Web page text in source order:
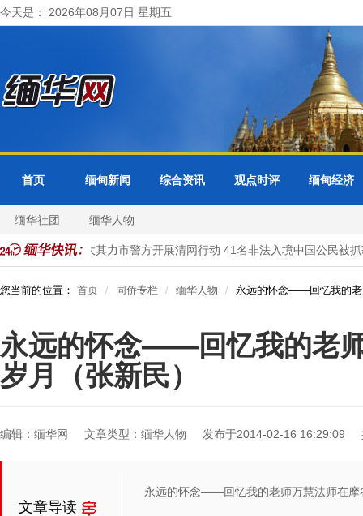
今天是： 2026年08月07日 星期五
首页 缅甸新闻 综合资讯 观点时评 缅甸经济
缅华社团 缅华人物
缅甸大其力市警方开展清网行动 41名非法入境中国公民被抓获
您当前的位置： 首页 同侨专栏 缅华人物 永远的怀念——回忆我的老
永远的怀念——回忆我的老
岁月（张新民）
编辑：缅华网 文章类型：缅华人物 发布于2014-02-16 16:29:09
文章导读
永远的怀念——回忆我的老师万慧法师在摩